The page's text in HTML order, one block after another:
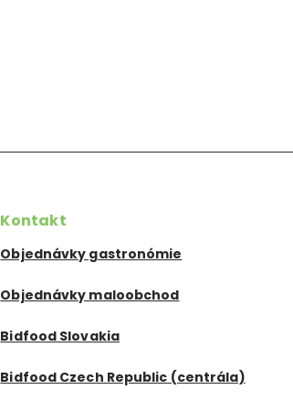
Kontakt
Objednávky gastronómie
Objednávky maloobchod
Bidfood Slovakia
Bidfood Czech Republic (centrála)